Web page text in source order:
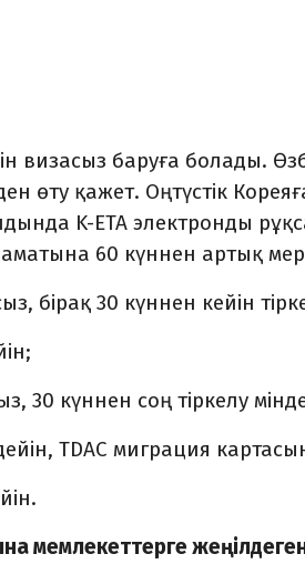
визасыз баруға болады.
өту қажет. Оңтүстік
K-ETA электронды
60 күннен артық
бірақ 30 күннен кейін
30 күннен соң тіркелу
TDAC миграция
мемлекеттерге